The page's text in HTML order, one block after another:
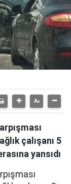
çalışanı 5
yansıdı